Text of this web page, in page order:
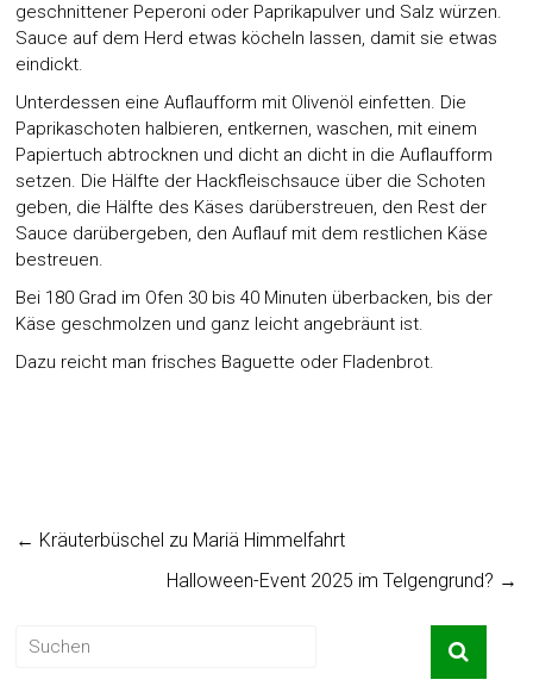
geschnittener Peperoni oder Paprikapulver und Salz würzen.
Sauce auf dem Herd etwas köcheln lassen, damit sie etwas
eindickt.
Unterdessen eine Auflaufform mit Olivenöl einfetten. Die
Paprikaschoten halbieren, entkernen, waschen, mit einem
Papiertuch abtrocknen und dicht an dicht in die Auflaufform
setzen. Die Hälfte der Hackfleischsauce über die Schoten
geben, die Hälfte des Käses darüberstreuen, den Rest der
Sauce darübergeben, den Auflauf mit dem restlichen Käse
bestreuen.
Bei 180 Grad im Ofen 30 bis 40 Minuten überbacken, bis der
Käse geschmolzen und ganz leicht angebräunt ist.
Dazu reicht man frisches Baguette oder Fladenbrot.
← Kräuterbüschel zu Mariä Himmelfahrt
Halloween-Event 2025 im Telgengrund? →